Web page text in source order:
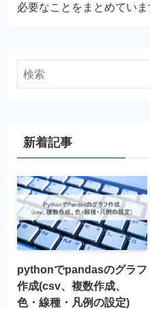
必要なことをまとめていま
新着記事
pythonでpandasのグラフ
作成(csv、複数作成、
色・線種・凡例の設定)